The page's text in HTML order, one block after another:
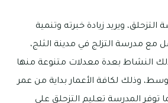
ويريد زيادة خبرته وتنمية
مع مدرسة التزلج في مدينة الثلج،
النشاط بعدة معدلات متنوعة منها
وذلك لكافة الأعمار بداية من عمر
توفر المدرسة تعليم التزحلق على